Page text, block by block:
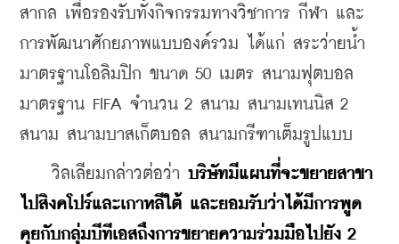
สากล เพื่อรองรับทั้งกิจกรรมทางวิชาการ กีฬา และ
การพัฒนาศักยภาพแบบองค์รวม ได้แก่ สระว่ายน้ำ
มาตรฐานโอลิมปิก ขนาด 50 เมตร สนามฟุตบอล
มาตรฐาน FIFA จำนวน 2 สนาม สนามเทนนิส 2
สนาม สนามบาสเก็ตบอล สนามกรีฑาเต็มรูปแบบ
วิลเลียมกล่าวต่อว่า บริษัทมีแผนที่จะขยายสาขา
ไปสิงคโปร์และเกาหลีใต้ และยอมรับว่าได้มีการพูด
คุยกับกลุ่มบีทีเอสถึงการขยายความร่วมมือไปยัง 2